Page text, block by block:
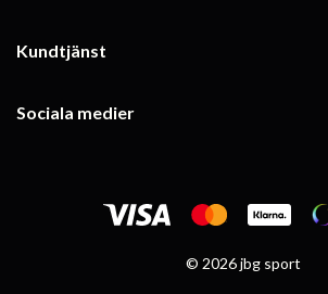
Kundtjänst
Sociala medier
© 2026 jbg sport